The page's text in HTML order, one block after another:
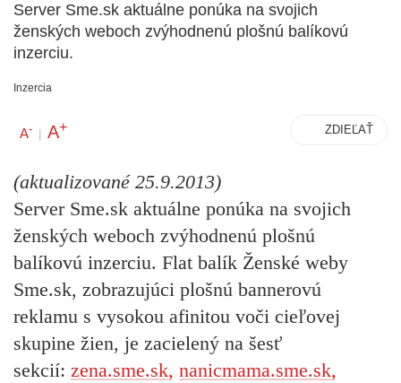
Server Sme.sk aktuálne ponúka na svojich
ženských weboch zvýhodnenú plošnú balíkovú
inzerciu.
Inzercia
A- | A+ ZDIEĽAŤ
(aktualizované 25.9.2013)
Server Sme.sk aktuálne ponúka na svojich
ženských weboch zvýhodnenú plošnú
balíkovú inzerciu. Flat balík Ženské weby
Sme.sk, zobrazujúci plošnú bannerovú
reklamu s vysokou afinitou voči cieľovej
skupine žien, je zacielený na šesť
sekcií: zena.sme.sk, nanicmama.sme.sk,